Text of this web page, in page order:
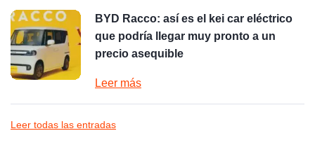
BYD Racco: así es el kei car eléctrico
que podría llegar muy pronto a un
precio asequible
Leer más
Leer todas las entradas